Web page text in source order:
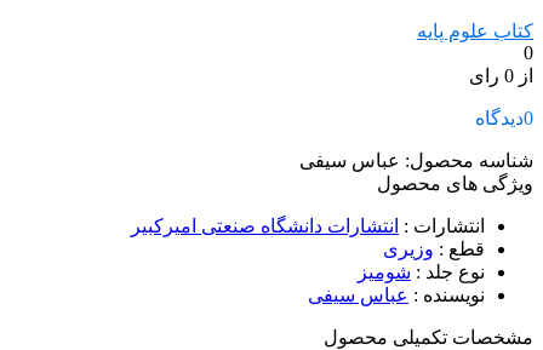
کتاب علوم پایه
0
از 0 رای
0دیدگاه
شناسه محصول: عباس سیفی
ویژگی های محصول
انتشارات : انتشارات دانشگاه صنعتی امیرکبیر
قطع : وزیری
نوع جلد : شومیز
نویسنده : عباس سیفی
مشخصات تکمیلی محصول